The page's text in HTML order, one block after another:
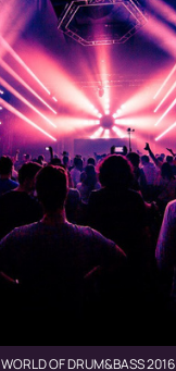
WORLD OF DRUM&BASS 2016